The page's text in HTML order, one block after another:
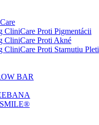
CliniCare Proti Pigmentácii
CliniCare Proti Akné
CliniCare Proti Starnutiu Pleti
BAR